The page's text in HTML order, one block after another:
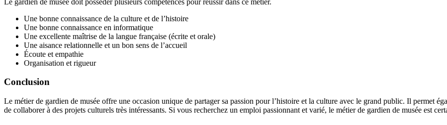
Une bonne connaissance de la culture et de l’histoire
Une bonne connaissance en informatique
Une excellente maîtrise de la langue française (écrite et orale)
Une aisance relationnelle et un bon sens de l’accueil
Écoute et empathie
Organisation et rigueur
Conclusion
Le métier de gardien de musée offre une occasion unique de partager sa passion pour l’histoire et la culture avec le grand public. Il permet
de collaborer à des projets culturels très intéressants. Si vous recherchez un emploi passionnant et varié, le métier de gardien de musée est